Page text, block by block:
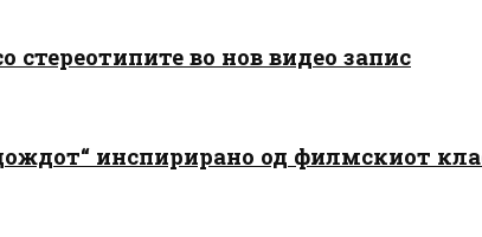
стереотипите во нов видео запис
инспирирано од филмскиот